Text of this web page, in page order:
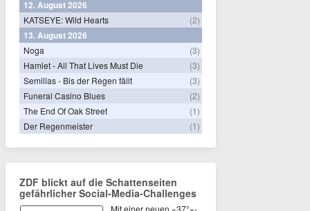
12. August 2026
KATSEYE: Wild Hearts (2)
13. August 2026
Noga
(3)
Hamlet - All That Lives Must Die
(3)
Semillas - Bis der Regen fällt
(3)
Funeral Casino Blues
(2)
The End Of Oak Street
(1)
Der Regenmeister
(1)
ZDF blickt auf die Schattenseiten
gefährlicher Social-Media-Challenges
Mit einer neuen «37°»-